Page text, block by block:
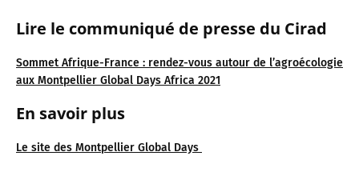
Lire le communiqué de presse du Cirad
Sommet Afrique-France : rendez-vous autour de l’agroécologie
aux Montpellier Global Days Africa 2021
En savoir plus
Le site des Montpellier Global Days